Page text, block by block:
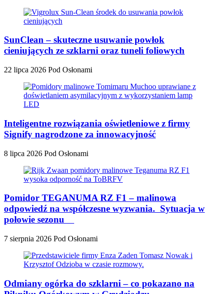
SunClean – skuteczne usuwanie powłok
cieniujących ze szklarni oraz tuneli foliowych
22 lipca 2026 Pod Osłonami
Inteligentne rozwiązania oświetleniowe z firmy
Signify nagrodzone za innowacyjność
8 lipca 2026 Pod Osłonami
Pomidor TEGANUMA RZ F1 – malinowa
odpowiedź na współczesne wyzwania. Sytuacja w
połowie sezonu
7 sierpnia 2026 Pod Osłonami
Odmiany ogórka do szklarni – co pokazano na